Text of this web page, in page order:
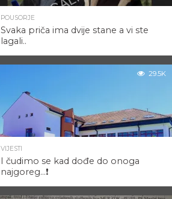
POUSORJE
Svaka priča ima dvije stane a vi ste
lagali..
29.5K
VIJESTI
I čudimo se kad dođe do onoga
najgoreg…❗️